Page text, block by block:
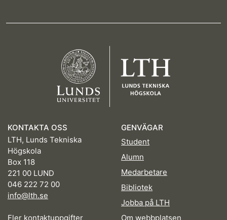
KONTAKTA OSS
LTH, Lunds Tekniska
Högskola
Box 118
221 00 LUND
046 222 72 00
info@lth.se
Fler kontaktuppgifter
GENVÄGAR
Student
Alumn
Medarbetare
Bibliotek
Jobba på LTH
Om webbplatsen